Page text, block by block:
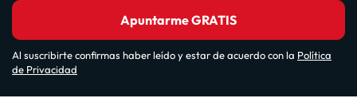
Apuntarme GRATIS
Al suscribirte confirmas haber leído y estar de acuerdo con la Política
de Privacidad